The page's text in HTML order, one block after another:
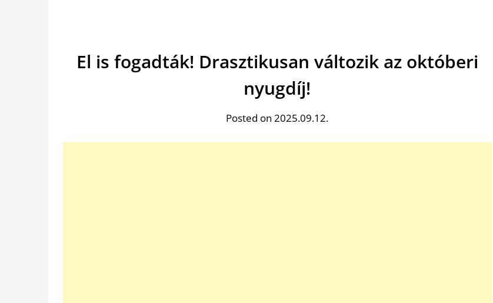
El is fogadták! Drasztikusan változik az októberi
nyugdíj!
Posted on 2025.09.12.